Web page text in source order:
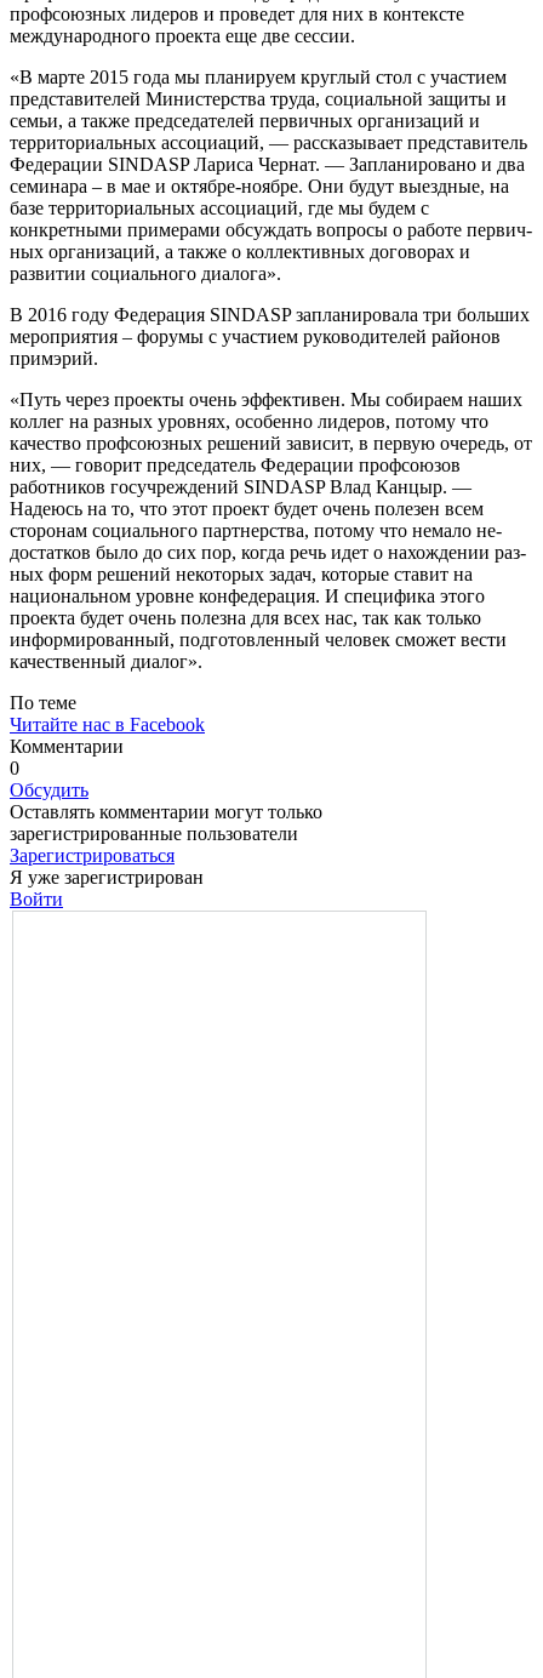
профсоюзных лидеров и прове­дет для них в контексте
междуна­родного проекта еще две сессии.
«В марте 2015 года мы пла­нируем круглый стол с участием
представителей Министерства труда, социальной защиты и
се­мьи, а также председателей пер­вичных организаций и
террито­риальных ассоциаций, — расска­зывает представитель
Федерации SINDASP Лариса Чернат. — За­планировано и два
семинара – в мае и октябре-ноябре. Они будут выездные, на
базе территориаль­ных ассоциаций, где мы будем с
конкретными примерами обсуж­дать вопросы о работе первич­
ных организаций, а также о кол­лективных договорах и
развитии социального диалога».
В 2016 году Федерация SINDASP запланировала три больших
мероприятия – форумы с участием руководителей райо­нов
примэрий.
«Путь через проекты очень эффективен. Мы собираем на­ших
коллег на разных уровнях, особенно лидеров, потому что
качество профсоюзных решений зависит, в первую очередь, от
них, — говорит председатель Фе­дерации профсоюзов
работников госучреждений SINDASP Влад Канцыр. —
Надеюсь на то, что этот проект будет очень полезен всем
сторонам социального пар­тнерства, потому что немало не­
достатков было до сих пор, ког­да речь идет о нахождении раз­
ных форм решений некоторых задач, которые ставит на
нацио­нальном уровне конфедерация. И специфика этого
проекта будет очень полезна для всех нас, так как только
информированный, подготовленный человек сможет вести
качественный диалог».
По теме
Читайте нас в Facebook
Комментарии
0
Обсудить
Оставлять комментарии могут только
зарегистрированные пользователи
Зарегистрироваться
Я уже зарегистрирован
Войти